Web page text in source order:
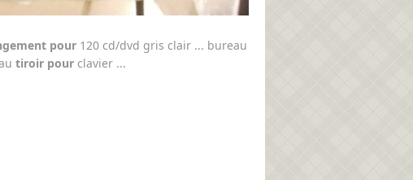
pour120 cd/dvd gris clair ... bureau
tiroir pourclavier ...